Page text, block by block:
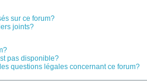
sur ce forum?
joints?
pas disponible?
questions légales concernant ce forum?